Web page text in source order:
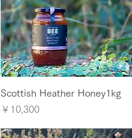
クイックビュー
Scottish Heather Honey1kg
価格
￥10,300